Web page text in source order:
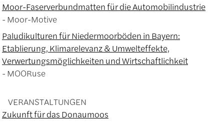
Moor-Faserverbundmatten für die Automobilindustrie
Moor-Motive
Paludikulturen für Niedermoorböden in Bayern:
Etablierung, Klimarelevanz & Umwelteffekte,
Verwertungsmöglichkeiten und Wirtschaftlichkeit
MOORuse
VERANSTALTUNGEN
Zukunft für das Donaumoos